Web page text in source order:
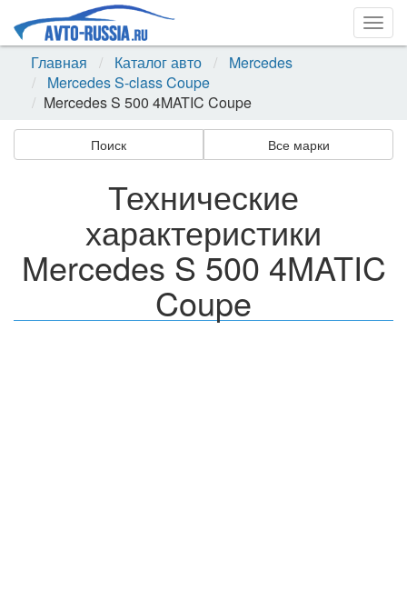
Главная
Каталог авто
Mercedes
Mercedes S-class Coupe
Mercedes S 500 4MATIC Coupe
Поиск Все марки
Технические
характеристики
Mercedes S 500 4MATIC
Coupe